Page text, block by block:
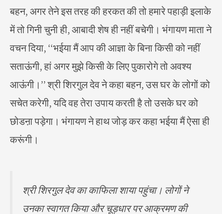
बहन, अगर तेने इस तरह की हरकत की तो हमारे पहाड़ी इलाके
में तो गिनी चुनी ही, आबादी शेष ही नहीं बचेगी। भंगायण माता ने
वचन दिया, ‘‘भईया मैं आप की आज्ञा के बिना किसी को नहीं
सताऊंगी, हां अगर मुझे किसी के लिए पुकारोगे तो अवश्य
आऊंगी।’’ श्री शिरगुल देव ने कहा बहन, उस घर के लोगों को
सचेत करेगी, यदि वह तेरा उपाय करती है तो उसके घर को
छोडऩा पड़ेगा। भंगायण ने हाथ जोड़ कर कहा भईया मैं ऐसा ही
करूंगी।
श्री शिरगुल देव का काफिला शाया पहुंचा। लोगों ने
उनका स्वागत किया और चूड़धार पर आक्रमण की